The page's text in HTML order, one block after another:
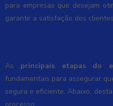
para empresas que desejam
garantir a satisfação dos
As principais etapas do
fundamentais para assegurar
segura e eficiente. Abaixo,